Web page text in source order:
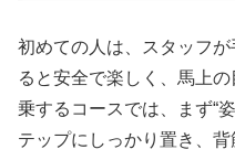
初めての人は、スタッフが
ると安全で楽しく、馬上
乗するコースでは、まず“
テップにしっかり置き、